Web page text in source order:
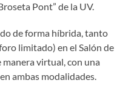
Pont” de la UV.
de forma híbrida, tanto
limitado) en el Salón de
virtual, con una
ambas modalidades.